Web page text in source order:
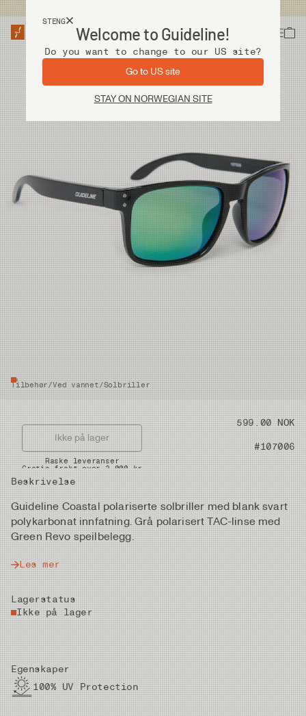
STENG
Welcome to Guideline!
Do you want to change to our US site?
Go to US site
STAY ON NORWEGIAN SITE
Tilbehør/Ved vannet/Solbriller
Pris 599.00 NOK
Artikkelnummer #107006
Beskrivelse
Guideline Coastal polariserte solbriller med blank svart
polykarbonat innfatning. Grå polarisert TAC-linse med
Green Revo speilbelegg.
Les mer
Lagerstatus
Ikke på lager
Egenskaper
100% UV Protection
Ikke på lager
Raske leveranser
Gratis frakt over 2.000 kr